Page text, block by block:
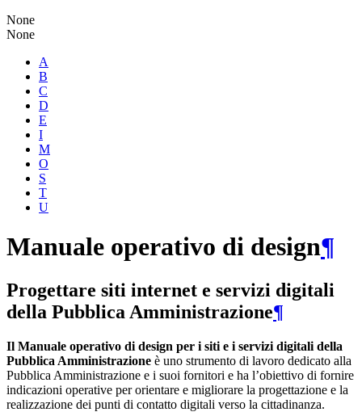
None
None
A
B
C
D
E
I
M
O
S
T
U
Manuale operativo di design¶
Progettare siti internet e servizi digitali
della Pubblica Amministrazione¶
Il Manuale operativo di design per i siti e i servizi digitali della
Pubblica Amministrazione è uno strumento di lavoro dedicato alla
Pubblica Amministrazione e i suoi fornitori e ha l’obiettivo di fornire
indicazioni operative per orientare e migliorare la progettazione e la
realizzazione dei punti di contatto digitali verso la cittadinanza.